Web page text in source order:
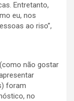
Entretanto,
eu, nos
ao riso”,
não gostar
foram
no